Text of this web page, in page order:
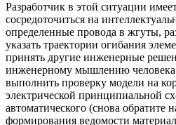
Разработчик в этой ситуации
сосредоточиться на
определенные провода в жгуты,
указать траектории огибания
принять другие инженерные
инженерному мышлению человека.
выполнить проверку модели на
электрической принципиальной
автоматического (снова обратите
формирования ведомости